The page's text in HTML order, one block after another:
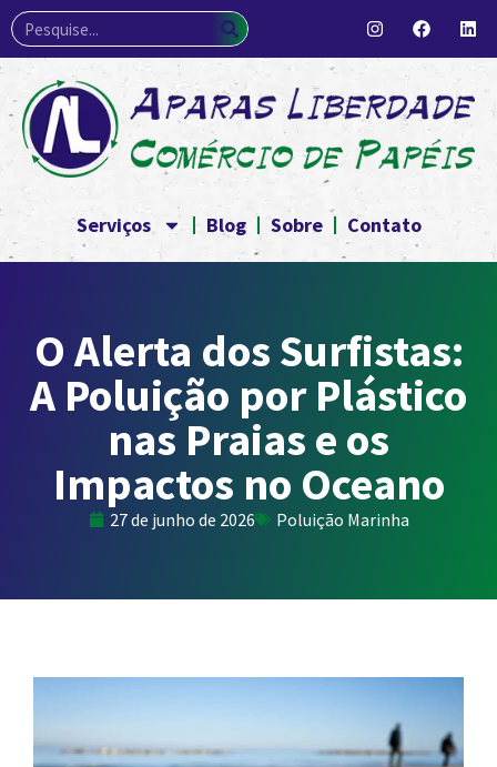
Serviços Blog Sobre Contato
O Alerta dos Surfistas:
A Poluição por Plástico
nas Praias e os
Impactos no Oceano
27 de junho de 2026 Poluição Marinha